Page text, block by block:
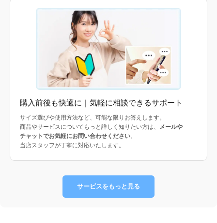
購入前後も快適に｜気軽に相談できるサポート
サイズ選びや使用方法など、可能な限りお答えします。
商品やサービスについてもっと詳しく知りたい方は、 メールや
チャットでお気軽にお問い合わせください。
当店スタッフが丁寧に対応いたします。
サービスをもっと見る